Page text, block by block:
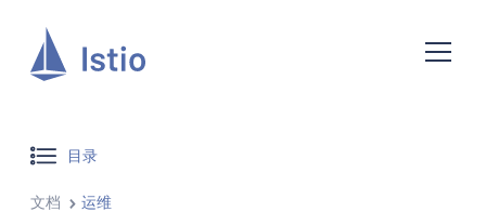
目录
文档 运维